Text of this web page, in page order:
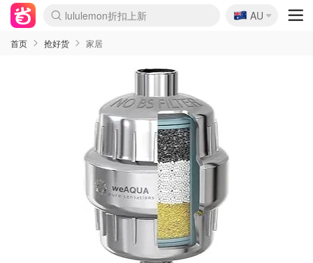
lululemon折扣上新
Sasa美妆护肤3.5折
SSENSE年中2.5折
FreshBeauty好价汇总
Cettire降价+叠9折
WWS Coles超市实拍
viagogo二手票捡漏
Myer超级周末
The Outnet奢牌1折起
David Jones 3折起
Flannels大牌1折
Perfumes Club护肤1折
AMIRO面罩$251
Amazon折扣汇总
eToro入金$200送$50
Amazon数码好物
ICONIC本周7.5折
ThedoubleF高奢地板价
Moose Knuckles 6折
丝芙兰5折起
EUFY摄像头$98
Selenichast首饰2折
Trip机票酒店促销
YSL送5件彩妆礼
Amazon家居好物
Amazon美妆护肤
雅漾大喷$8
过敏原检测盒$33
伊索独家赠50ml沐浴露
科颜氏高保湿面霜$29
SEALIFE海洋馆门票6折
丝塔芙大白罐$16
订阅Newsletter送香薰
Cult Beauty 6.8折
Harrods圣诞日历$525
LN-CC奢牌私促3折
d'Alba空姐喷雾$16
EVE LOM套装£56
Bernardelli独家4折
Adore Beauty 6折起
CT圣诞日历
Mytheresa奢品2.7折
Luxury Escapes 9折
Currentbody美容仪$881
MOON Garden Live
Roborock扫地机$649
Tingo Life水杯$24
Valentino官网5折
CR洗护套装$23
修丽可4件套$159
Myer彩妆2件7折
GANNI官网4.5折
Stylevana韩妆4折
Tessabit高奢8.5折
OGX洗发水$11
Amazon阿德莱德次日达
卡诗8.5折+赠礼
Philips Hue灯具8折
🇦🇺
AU
首页 抢好货 家居